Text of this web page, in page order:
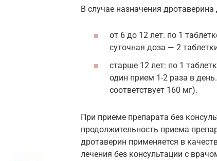
В случае назначения дротаверина
от 6 до 12 лет: по 1
суточная доза — 2
старше 12 лет: по 1
один прием 1-2 раза в
соответствует 160 мг).
При приеме препарата без
продолжительность приема
дротаверин применяется в
лечения без консультации с